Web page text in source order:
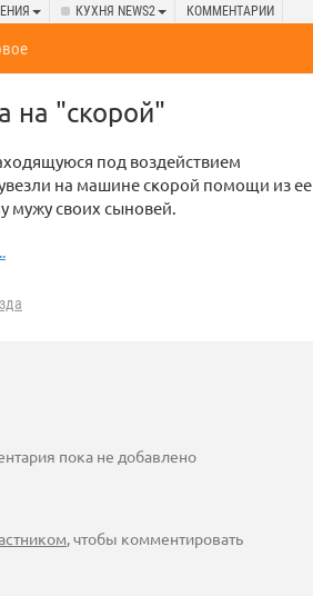
КУХНЯ NEWS2 КОММЕНТАРИИ
на "скорой"
под воздействием
на машине скорой помощи из ее
мужу своих сыновей.
пока не добавлено
, чтобы комментировать